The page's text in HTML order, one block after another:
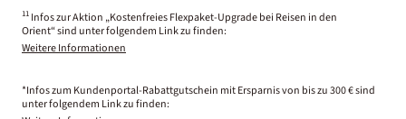
11 Infos zur Aktion „Kostenfreies Flexpaket-Upgrade bei Reisen in den
Orient“ sind unter folgendem Link zu finden:
Weitere Informationen
*Infos zum Kundenportal-Rabattgutschein mit Ersparnis von bis zu 300 € sind
unter folgendem Link zu finden: